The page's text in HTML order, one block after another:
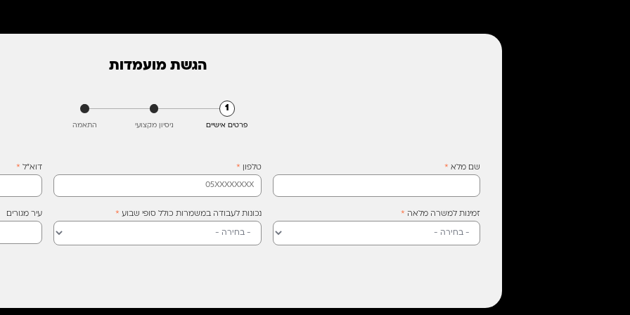
הגשת מועמדות
1
פרטים אישיים
2
ניסיון מקצועי
3
התאמה
שם מלא * טלפון * דוא"ל *
זמינות למשרה מלאה * נכונות לעבודה במשמרות כולל סופי שבוע * עיר מגורים